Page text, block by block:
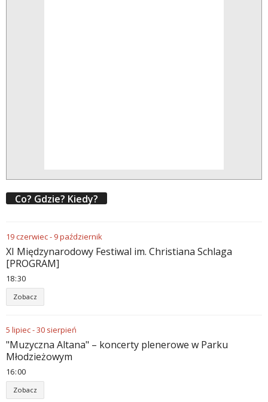
Co? Gdzie? Kiedy?
19czerwiec- 9październik
XI Międzynarodowy Festiwal im. Christiana Schlaga
[PROGRAM]
18 30
Zobacz
5 lipiec-30 sierpień
"Muzyczna Altana" – koncerty plenerowe w Parku
Młodzieżowym
16 00
Zobacz